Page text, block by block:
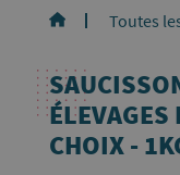
Toutes
CHOIX -